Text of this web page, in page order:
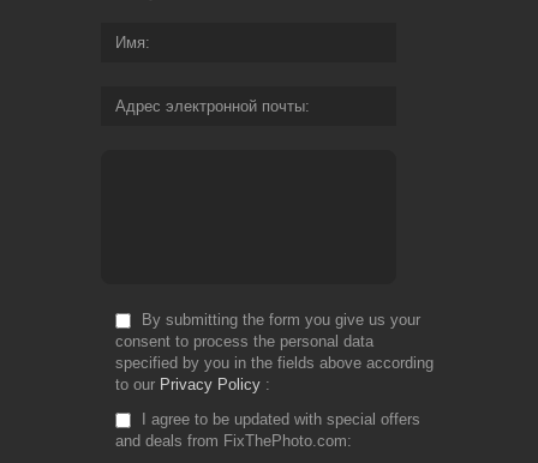
Имя
Адрес электронной почты
By submitting the form you give us your
consent to process the personal data
specified by you in the fields above according
to our Privacy Policy
I agree to be updated with special offers
and deals from FixThePhoto.com